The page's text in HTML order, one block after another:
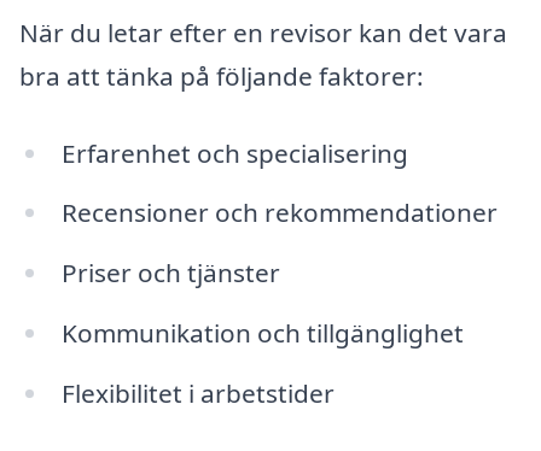
När du letar efter en revisor kan det vara
bra att tänka på följande faktorer:
Erfarenhet och specialisering
Recensioner och rekommendationer
Priser och tjänster
Kommunikation och tillgänglighet
Flexibilitet i arbetstider